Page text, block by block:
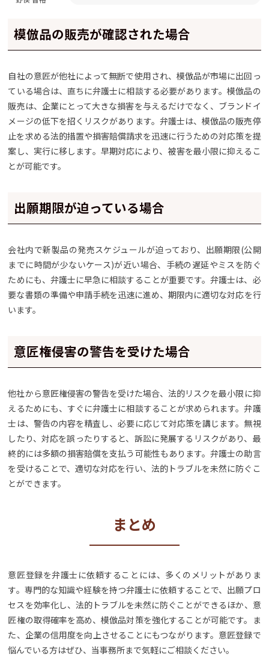
模倣品の販売が確認された場合
自社の意匠が他社によって無断で使用され、模倣品が市場に出回っ
ている場合は、直ちに弁護士に相談する必要があります。模倣品の
販売は、企業にとって大きな損害を与えるだけでなく、ブランドイ
メージの低下を招くリスクがあります。弁護士は、模倣品の販売停
止を求める法的措置や損害賠償請求を迅速に行うための対応策を提
案し、実行に移します。早期対応により、被害を最小限に抑えるこ
とが可能です。
出願期限が迫っている場合
会社内で新製品の発売スケジュールが迫っており、出願期限(公開
までに時間が少ないケース)が近い場合、手続の遅延やミスを防ぐ
ためにも、弁護士に早急に相談することが重要です。弁護士は、必
要な書類の準備や申請手続を迅速に進め、期限内に適切な対応を行
います。
意匠権侵害の警告を受けた場合
他社から意匠権侵害の警告を受けた場合、法的リスクを最小限に抑
えるためにも、すぐに弁護士に相談することが求められます。弁護
士は、警告の内容を精査し、必要に応じて対応策を講じます。無視
したり、対応を誤ったりすると、訴訟に発展するリスクがあり、最
終的には多額の損害賠償を支払う可能性もあります。弁護士の助言
を受けることで、適切な対応を行い、法的トラブルを未然に防ぐこ
とができます。
まとめ
意匠登録を弁護士に依頼することには、多くのメリットがありま
す。専門的な知識や経験を持つ弁護士に依頼することで、出願プロ
セスを効率化し、法的トラブルを未然に防ぐことができるほか、意
匠権の取得確率を高め、模倣品対策を強化することが可能です。ま
た、企業の信用度を向上させることにもつながります。意匠登録で
悩んでいる方はぜひ、当事務所まで気軽にご相談ください。